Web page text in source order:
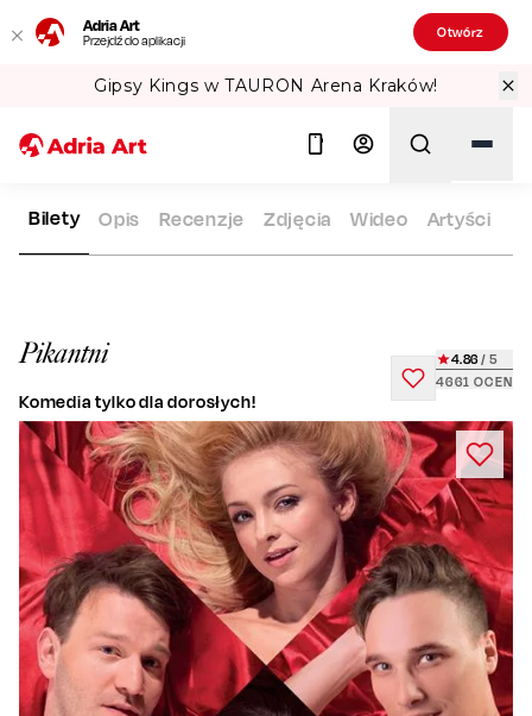
Adria Art
Przejdź do aplikacji Otwórz
Gipsy Kings w TAURON Arena Kraków!
ADRIA ART REPERTUAR PIKANTNI
Pikantni
Komedia tylko dla dorosłych!
4661 OCEN
4.86/ 5
Bilety Opis Recenzje Zdjęcia Wideo Artyści